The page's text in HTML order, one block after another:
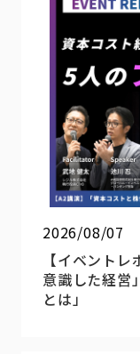
2026/08/07
【イベント
意識した経営
とは」